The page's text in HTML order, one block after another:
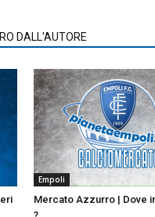
DALL'AUTORE
Empoli
Mercato Azzurro | Dove